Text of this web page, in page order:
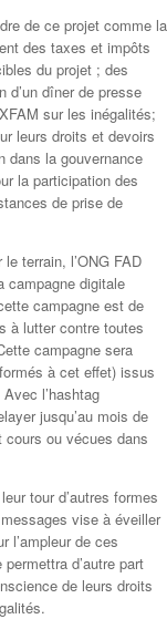
de ce projet comme la
des taxes et impôts
du projet ; des
d’un dîner de presse
sur les inégalités;
leurs droits et devoirs
dans la gouvernance
la participation des
de prise de
terrain, l’ONG FAD
campagne digitale
campagne est de
à lutter contre toutes
campagne sera
à cet effet) issus
l’hashtag
jusqu’au mois de
cours ou vécues dans
tour d’autres formes
vise à éveiller
l’ampleur de ces
d’autre part
de leurs droits